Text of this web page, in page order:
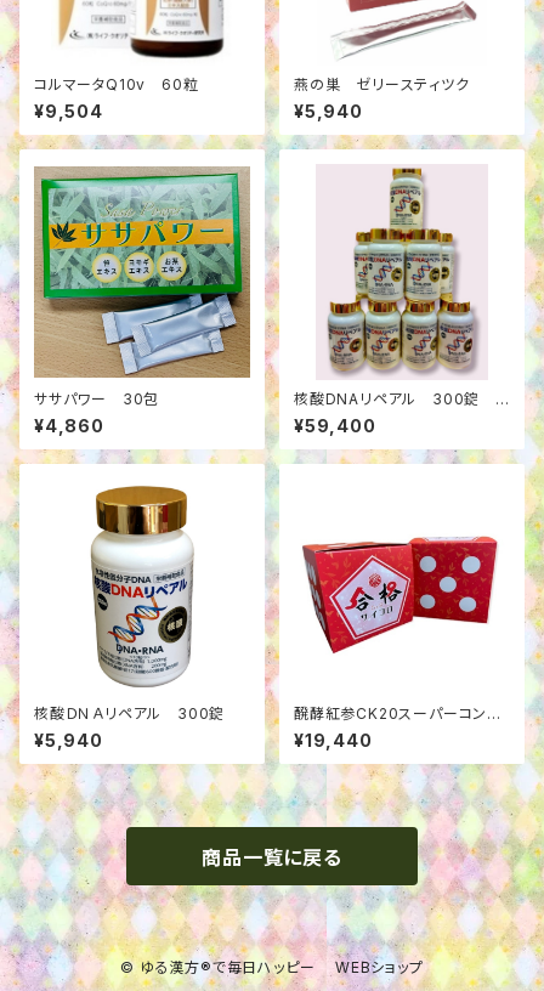
コルマータQ10v 60粒
¥9,504
燕の巣 ゼリースティツク
¥5,940
ササパワー 30包
¥4,860
核酸DNAリペアル 300錠 1
0個セット
¥59,400
核酸ＤＮＡリペアル 300錠
¥5,940
醗酵紅参CK20スーパーコン
ク 合格サイコロパッケージ
¥19,440
商品一覧に戻る
© ゆる漢方®で毎日ハッピー WEBショップ